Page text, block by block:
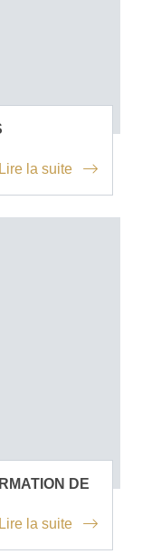
Lire la suite
DE
Lire la suite